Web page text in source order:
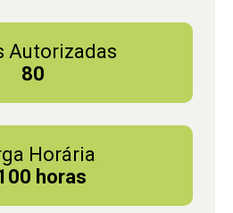
Autorizadas
80
Horária
horas